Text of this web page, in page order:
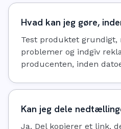
Hvad kan jeg gøre,
Test produktet grundigt,
problemer og indgiv
producenten, inden
Kan jeg dele
Ja. Del kopierer et link,